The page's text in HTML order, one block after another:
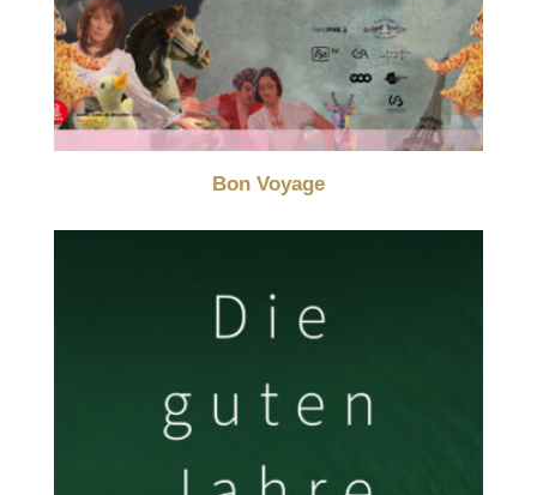
Bon Voyage